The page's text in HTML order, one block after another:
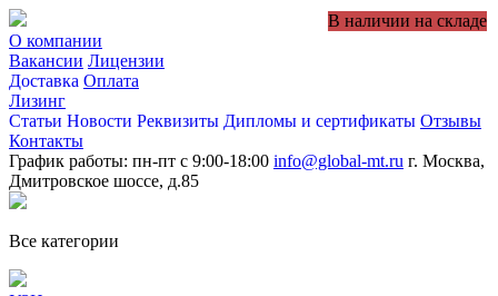
О компании
Вакансии Лицензии
Доставка Оплата
Лизинг
Статьи Новости Реквизиты Дипломы и сертификаты Отзывы
Контакты
График работы: пн-пт с 9:00-18:00 info@global-mt.ru г. Москва,
Дмитровское шоссе, д.85
Все категории
В наличии на складе